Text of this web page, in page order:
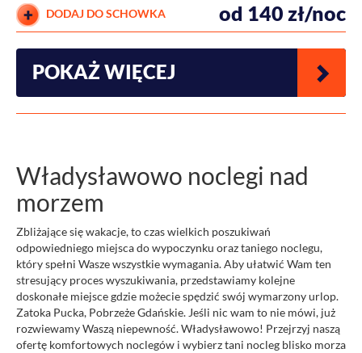
DODAJ DO SCHOWKA od 140 zł/noc
POKAŻ WIĘCEJ
Władysławowo noclegi nad
morzem
Zbliżające się wakacje, to czas wielkich poszukiwań
odpowiedniego miejsca do wypoczynku oraz taniego noclegu,
który spełni Wasze wszystkie wymagania. Aby ułatwić Wam ten
stresujący proces wyszukiwania, przedstawiamy kolejne
doskonałe miejsce gdzie możecie spędzić swój wymarzony urlop.
Zatoka Pucka, Pobrzeże Gdańskie. Jeśli nic wam to nie mówi, już
rozwiewamy Waszą niepewność. Władysławowo! Przejrzyj naszą
ofertę komfortowych noclegów i wybierz tani nocleg blisko morza